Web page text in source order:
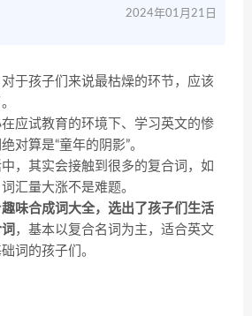
2024年01月21日
于孩子们来说最枯燥的环节，应该
应试教育的环境下、学习英文的惨
对算是“童年的阴影”。
，其实会接触到很多的复合词，如
汇量大涨不是难题。
趣味合成词大全， 选出了孩子们生活
，基本以复合名词为主，适合英文
词的孩子们。